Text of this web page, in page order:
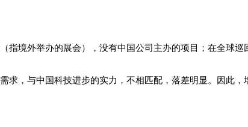
境外举办的展会），没有中国公司主办的项目；在全球巡
，与中国科技进步的实力，不相匹配，落差明显。因此，